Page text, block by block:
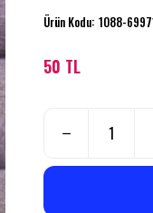
Ürün Kodu: 1088-
50 TL